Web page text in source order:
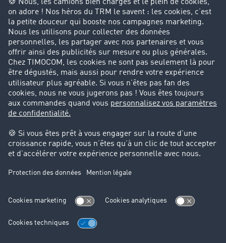
S'inscrire maintenant
Vous avez d'autres questions ?
Contactez le service client TIMOCOM au:
+33 1 70 80 00 57